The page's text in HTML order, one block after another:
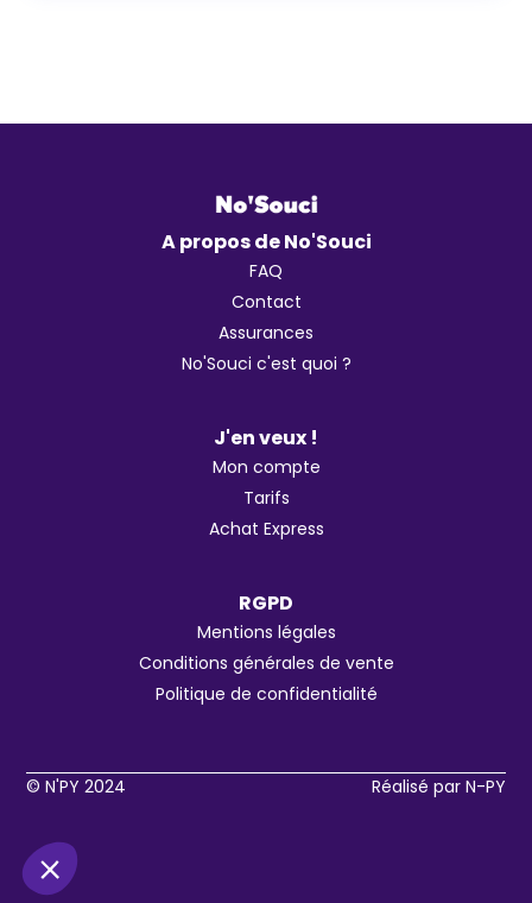
A propos de No'Souci
FAQ
Contact
Assurances
No'Souci c'est quoi ?
J'en veux !
Mon compte
Tarifs
Achat Express
RGPD
Mentions légales
Conditions générales de vente
Politique de confidentialité
© N'PY 2024 Réalisé par N-PY